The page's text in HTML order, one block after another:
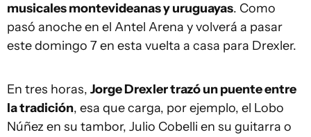
musicales montevideanas y uruguayas. Como
pasó anoche en el Antel Arena y volverá a pasar
este domingo 7 en esta vuelta a casa para Drexler.
En tres horas, Jorge Drexler trazó un puente entre
la tradición, esa que carga, por ejemplo, el Lobo
Núñez en su tambor, Julio Cobelli en su guitarra o